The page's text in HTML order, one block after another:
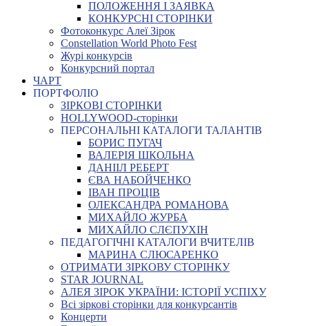
ПОЛОЖЕННЯ І ЗАЯВКА
КОНКУРСНІ СТОРІНКИ
Фотоконкурс Алеї Зірок
Constellation World Photo Fest
Журі конкурсів
Конкурсний портал
ЧАРТ
ПОРТФОЛІО
ЗІРКОВІ СТОРІНКИ
HOLLYWOOD-сторінки
ПЕРСОНАЛЬНІ КАТАЛОГИ ТАЛАНТІВ
БОРИС ПУГАЧ
ВАЛЕРІЯ ШКОЛЬНА
ДАНІІЛ РЕБЕРТ
ЄВА НАБОЙЧЕНКО
ІВАН ПРОЦІВ
ОЛЕКСАНДРА РОМАНОВА
МИХАЙЛО ЖУРБА
МИХАЙЛО СЛЄПУХІН
ПЕДАГОГІЧНІ КАТАЛОГИ ВЧИТЕЛІВ
МАРИНА СЛЮСАРЕНКО
ОТРИМАТИ ЗІРКОВУ СТОРІНКУ
STAR JOURNAL
АЛЕЯ ЗІРОК УКРАЇНИ: ІСТОРІЇ УСПІХУ
Всі зіркові сторінки для конкурсантів
Концерти